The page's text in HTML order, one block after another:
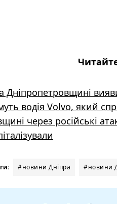
Дніпропетровщині
водія Volvo, який
через російські
#новини Дніпра #новини